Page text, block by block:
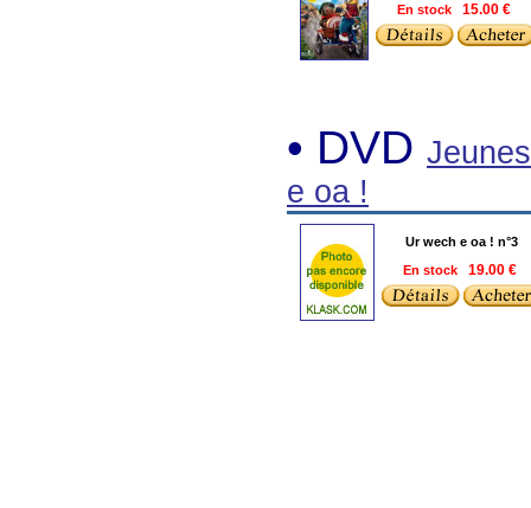
En stock
15.00 €
• DVD
e oa !
Ur wech e oa ! n°3
En stock
19.00 €